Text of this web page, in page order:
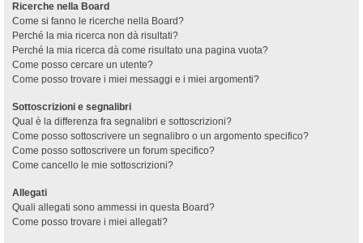
Ricerche nella Board
Come si fanno le ricerche nella Board?
Perché la mia ricerca non dà risultati?
Perché la mia ricerca dà come risultato una pagina vuota?
Come posso cercare un utente?
Come posso trovare i miei messaggi e i miei argomenti?
Sottoscrizioni e segnalibri
Qual è la differenza fra segnalibri e sottoscrizioni?
Come posso sottoscrivere un segnalibro o un argomento specifico?
Come posso sottoscrivere un forum specifico?
Come cancello le mie sottoscrizioni?
Allegati
Quali allegati sono ammessi in questa Board?
Come posso trovare i miei allegati?